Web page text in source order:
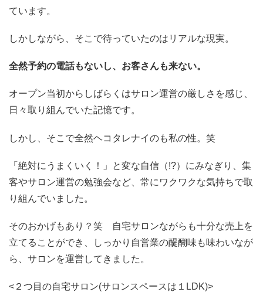
ています。
しかしながら、そこで待っていたのはリアルな現実。
全然予約の電話もないし、お客さんも来ない。
オープン当初からしばらくはサロン運営の厳しさを感じ、
日々取り組んでいた記憶です。
しかし、そこで全然ヘコタレナイのも私の性。笑
「絶対にうまくいく！」と変な自信（!?）にみなぎり、集
客やサロン運営の勉強会など、常にワクワクな気持ちで取
り組んでいました。
そのおかげもあり？笑 自宅サロンながらも十分な売上を
立てることができ、しっかり自営業の醍醐味も味わいなが
ら、サロンを運営してきました。
<２つ目の自宅サロン(サロンスペースは１LDK)>